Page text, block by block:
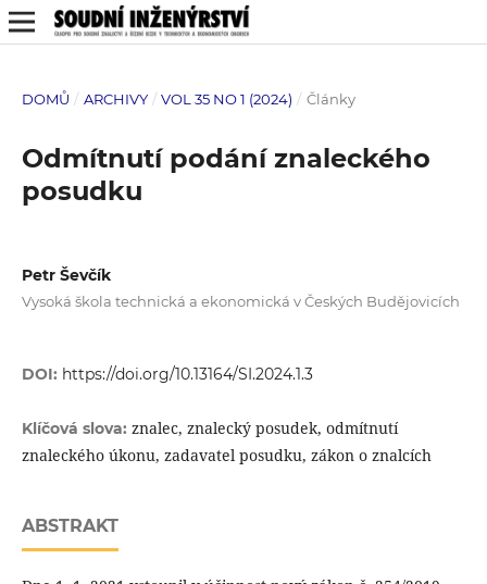
DOMŮ / ARCHIVY / VOL 35 NO 1 (2024) / Články
Odmítnutí podání znaleckého
posudku
Petr Ševčík
Vysoká škola technická a ekonomická v Českých Budějovicích
DOI: https://doi.org/10.13164/SI.2024.1.3
Klíčová slova: znalec, znalecký posudek, odmítnutí
znaleckého úkonu, zadavatel posudku, zákon o znalcích
ABSTRAKT